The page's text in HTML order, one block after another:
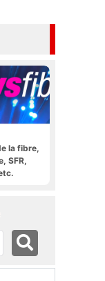
la fibre,
SFR,